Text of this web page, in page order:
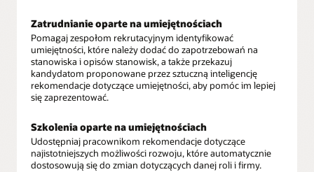
Zatrudnianie oparte na umiejętnościach
Pomagaj zespołom rekrutacyjnym identyfikować
umiejętności, które należy dodać do zapotrzebowań na
stanowiska i opisów stanowisk, a także przekazuj
kandydatom proponowane przez sztuczną inteligencję
rekomendacje dotyczące umiejętności, aby pomóc im lepiej
się zaprezentować.
Szkolenia oparte na umiejętnościach
Udostępniaj pracownikom rekomendacje dotyczące
najistotniejszych możliwości rozwoju, które automatycznie
dostosowują się do zmian dotyczących danej roli i firmy.